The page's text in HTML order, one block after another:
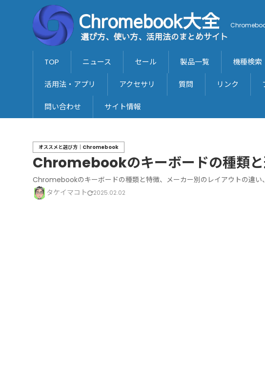
TOP ニュース セール 製品一覧 機種検索
活用法・アプリ アクセサリ 質問 リンク
問い合わせ サイト情報
Chromebookのキーボードの種類
Chromebookのキーボードの種類と特徴、メーカー別のレイアウトの違い
タケイマコト
2025.02.02
オススメと選び方｜Chromebook